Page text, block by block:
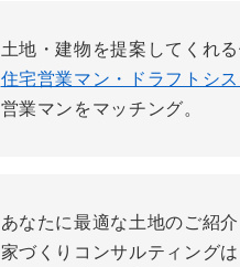
土地・建物を提案してくれ
住宅営業マン・ドラフトシ
営業マンをマッチング。
あなたに最適な土地のご紹介
家づくりコンサルティング